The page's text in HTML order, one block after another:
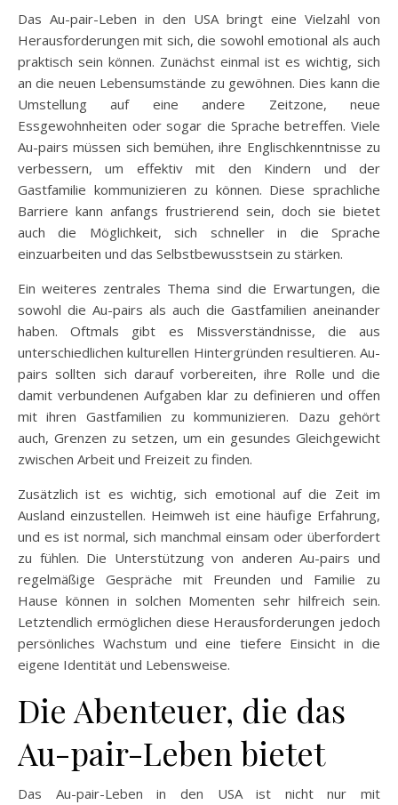
Das Au-pair-Leben in den USA bringt eine Vielzahl von
Herausforderungen mit sich, die sowohl emotional als auch
praktisch sein können. Zunächst einmal ist es wichtig, sich
an die neuen Lebensumstände zu gewöhnen. Dies kann die
Umstellung auf eine andere Zeitzone, neue
Essgewohnheiten oder sogar die Sprache betreffen. Viele
Au-pairs müssen sich bemühen, ihre Englischkenntnisse zu
verbessern, um effektiv mit den Kindern und der
Gastfamilie kommunizieren zu können. Diese sprachliche
Barriere kann anfangs frustrierend sein, doch sie bietet
auch die Möglichkeit, sich schneller in die Sprache
einzuarbeiten und das Selbstbewusstsein zu stärken.
Ein weiteres zentrales Thema sind die Erwartungen, die
sowohl die Au-pairs als auch die Gastfamilien aneinander
haben. Oftmals gibt es Missverständnisse, die aus
unterschiedlichen kulturellen Hintergründen resultieren. Au-
pairs sollten sich darauf vorbereiten, ihre Rolle und die
damit verbundenen Aufgaben klar zu definieren und offen
mit ihren Gastfamilien zu kommunizieren. Dazu gehört
auch, Grenzen zu setzen, um ein gesundes Gleichgewicht
zwischen Arbeit und Freizeit zu finden.
Zusätzlich ist es wichtig, sich emotional auf die Zeit im
Ausland einzustellen. Heimweh ist eine häufige Erfahrung,
und es ist normal, sich manchmal einsam oder überfordert
zu fühlen. Die Unterstützung von anderen Au-pairs und
regelmäßige Gespräche mit Freunden und Familie zu
Hause können in solchen Momenten sehr hilfreich sein.
Letztendlich ermöglichen diese Herausforderungen jedoch
persönliches Wachstum und eine tiefere Einsicht in die
eigene Identität und Lebensweise.
Die Abenteuer, die das
Au-pair-Leben bietet
Das Au-pair-Leben in den USA ist nicht nur mit